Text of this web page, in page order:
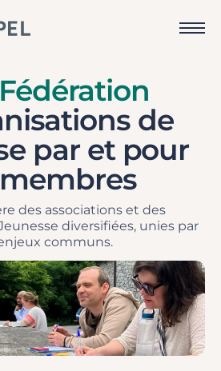
Fédération
de
par et pour
des associations et des
diversifiées, unies par
communs.